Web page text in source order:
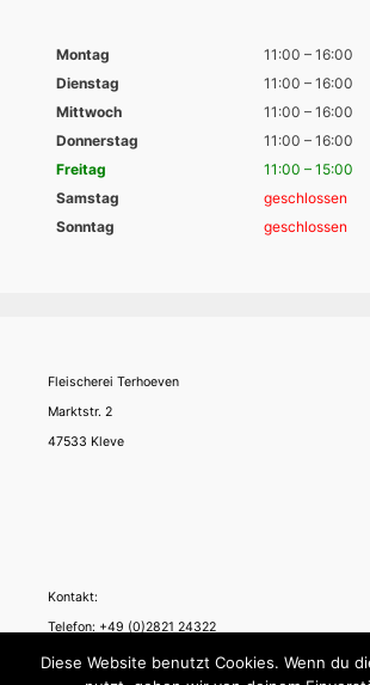
Montag
11:00 – 16:00
Dienstag
11:00 – 16:00
Mittwoch
11:00 – 16:00
Donnerstag
11:00 – 16:00
Freitag
11:00 – 15:00
Samstag
geschlossen
Sonntag
geschlossen
Fleischerei Terhoeven
Marktstr. 2
47533 Kleve
Kontakt:
Telefon: +49 (0)2821 24322
Telefax: +49 (0)2821 976260
Diese Website benutzt Cookies. Wenn du